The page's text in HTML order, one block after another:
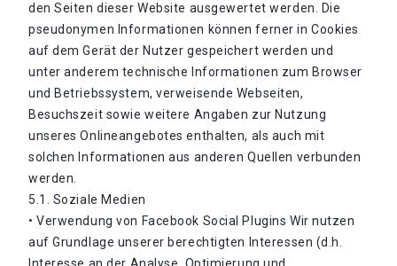
den Seiten dieser Website ausgewertet werden. Die
pseudonymen Informationen können ferner in Cookies
auf dem Gerät der Nutzer gespeichert werden und
unter anderem technische Informationen zum Browser
und Betriebssystem, verweisende Webseiten,
Besuchszeit sowie weitere Angaben zur Nutzung
unseres Onlineangebotes enthalten, als auch mit
solchen Informationen aus anderen Quellen verbunden
werden.
5.1. Soziale Medien
• Verwendung von Facebook Social Plugins Wir nutzen
auf Grundlage unserer berechtigten Interessen (d.h.